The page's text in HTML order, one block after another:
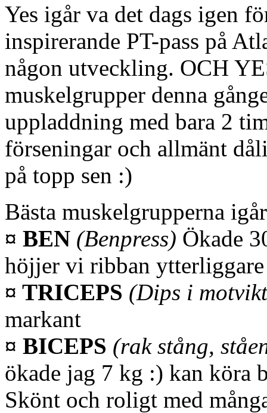
Yes igår va det dags igen
inspirerande PT-pass på
någon utveckling. OCH
muskelgrupper denna
uppladdning med bara 2
förseningar och allmänt
på topp sen :)
Bästa muskelgrupperna
¤ BEN (Benpress) Ökade
höjjer vi ribban ytterliggare
¤ TRICEPS (Dips i
markant
¤ BICEPS (rak stång,
ökade jag 7 kg :) kan köra
Skönt och roligt med